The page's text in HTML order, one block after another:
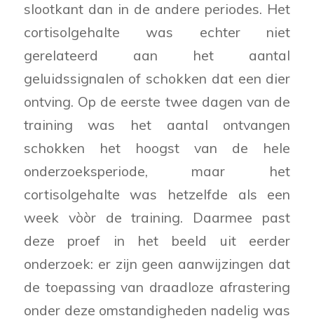
slootkant dan in de andere periodes. Het
cortisolgehalte was echter niet
gerelateerd aan het aantal
geluidssignalen of schokken dat een dier
ontving. Op de eerste twee dagen van de
training was het aantal ontvangen
schokken het hoogst van de hele
onderzoeksperiode, maar het
cortisolgehalte was hetzelfde als een
week vòòr de training. Daarmee past
deze proef in het beeld uit eerder
onderzoek: er zijn geen aanwijzingen dat
de toepassing van draadloze afrastering
onder deze omstandigheden nadelig was